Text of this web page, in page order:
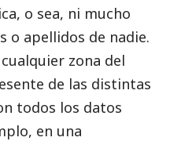
o sea, ni mucho
o apellidos de nadie.
zona del
de las distintas
todos los datos
en una